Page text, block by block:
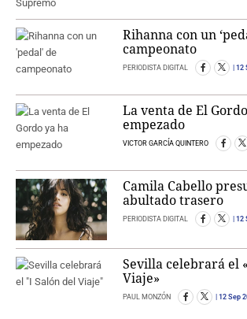
Rihanna con un
campeonato
PERIODISTA DIGITAL 12
La venta de El
empezado
VICTOR GARCÍA QUINTERO
Camila Cabello
abultado trasero
PERIODISTA DIGITAL 12
Sevilla celebrará el
Viaje»
PAUL MONZÓN 12 Sep